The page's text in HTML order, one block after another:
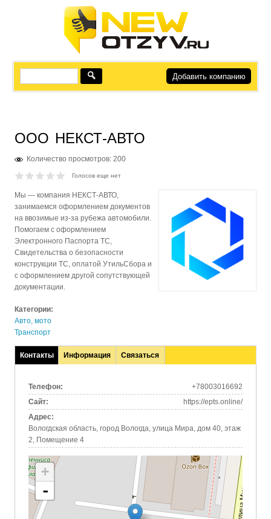
Добавить компанию
ООО НЕКСТ-АВТО
Количество просмотров: 200
Голосов еще нет
Мы — компания НЕКСТ-АВТО,
занимаемся оформлением документов
на ввозимые из-за рубежа автомобили.
Помогаем с оформлением
Электронного Паспорта ТС,
Свидетельства о безопасности
конструкции ТС, оплатой УтильСбора и
с оформлением другой сопутствующей
документации.
Категории:
Авто, мото
Транспорт
Контакты
(активная
Информация Связаться
Телефон:
+78003016692
Сайт:
https://epts.online/
Адрес:
Вологдская область, город Вологда, улица Мира, дом 40, этаж
2, Помещение 4
+
-